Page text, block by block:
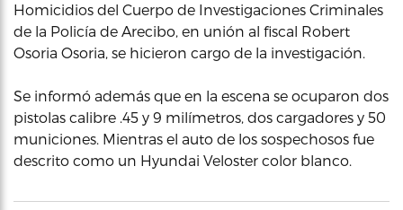
Homicidios del Cuerpo de Investigaciones Criminales
de la Policía de Arecibo, en unión al fiscal Robert
Osoria Osoria, se hicieron cargo de la investigación.
Se informó además que en la escena se ocuparon dos
pistolas calibre .45 y 9 milímetros, dos cargadores y 50
municiones. Mientras el auto de los sospechosos fue
descrito como un Hyundai Veloster color blanco.